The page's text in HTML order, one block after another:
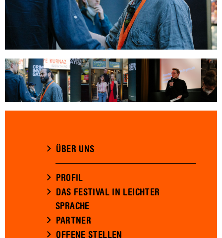
ÜBER UNS
PROFIL
DAS FESTIVAL IN LEICHTER
SPRACHE
PARTNER
OFFENE STELLEN